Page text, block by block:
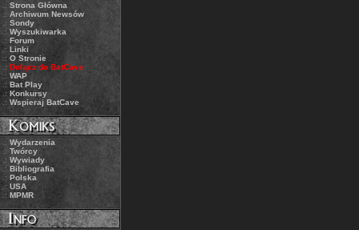
.: Strona Główna
.: Archiwum Newsów
.: Sondy
.:Wyszukiwarka
.: Forum
.: Linki
.: O Stronie
.: Dołącz do BatCave
.: WAP
.: Bat Play
.: Konkursy
.: Wspieraj BatCave
.: Wydarzenia
.: Twórcy
.: Wywiady
.:Bibliografia
.: Polska
.: USA
.: MPMR